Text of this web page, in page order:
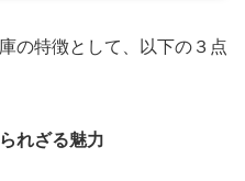
の特徴として、以下の３点
れざる魅力